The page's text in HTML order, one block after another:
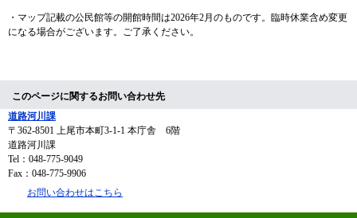
・マップ記載の公民館等の開館時間は2026年2月のものです。臨時休業含め変更
になる場合がございます。ご了承ください。
このページに関するお問い合わせ先
道路河川課
〒362-8501
上尾市本町3-1-1 本庁舎 6階
道路河川課
Tel：048-775-9049
Fax：048-775-9906
お問い合わせはこちら